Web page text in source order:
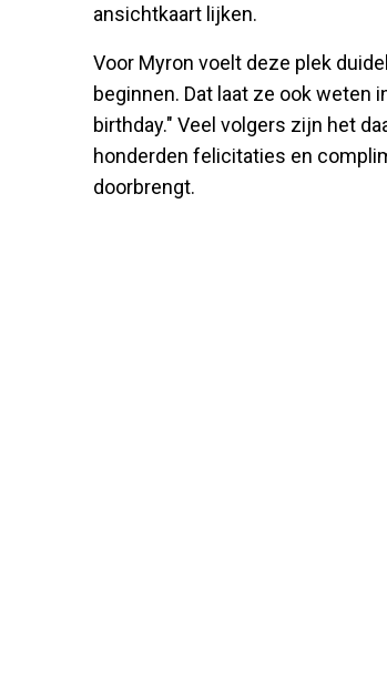
ansichtkaart lijken.
Voor Myron voelt deze plek
beginnen. Dat laat ze ook weten
birthday." Veel volgers zijn het
honderden felicitaties en
doorbrengt.